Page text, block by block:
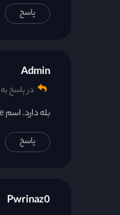
پاسخ
Admin
در پاسخ به
بله دارد. اسم Sweet Home داخل سایت سرچ کنید
پاسخ
Pwrinaz0